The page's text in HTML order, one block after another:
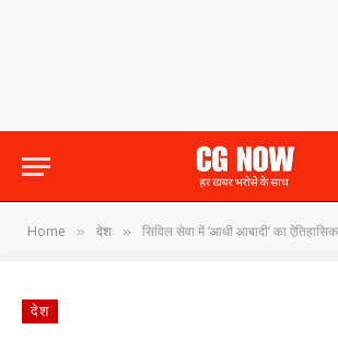
Home » देश » सिविल सेवा में ‘आधी आबादी’ का ऐतिहासिक परचम: IAS में महिलाओं
देश